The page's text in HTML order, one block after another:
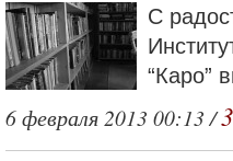
С
“Каро”
6 февраля 2013 00:13 /